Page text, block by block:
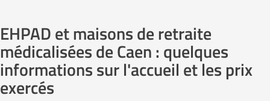
EHPAD et maisons de retraite
médicalisées de Caen : quelques
informations sur l'accueil et les prix
exercés